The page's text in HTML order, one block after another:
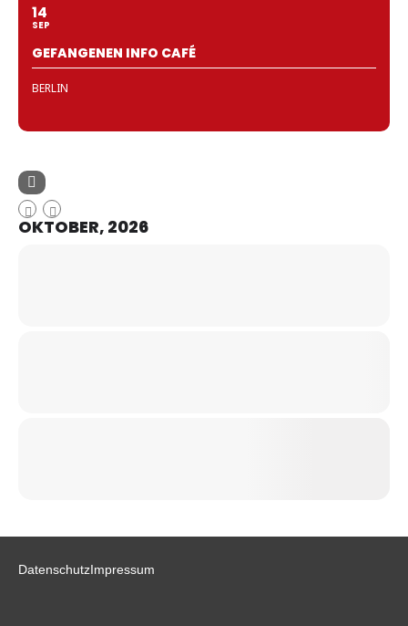
14
SEP
GEFANGENEN INFO CAFÉ
BERLIN
OKTOBER, 2026
DatenschutzImpressum